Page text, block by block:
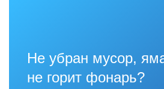
Не убран мусор,
не горит фонарь?